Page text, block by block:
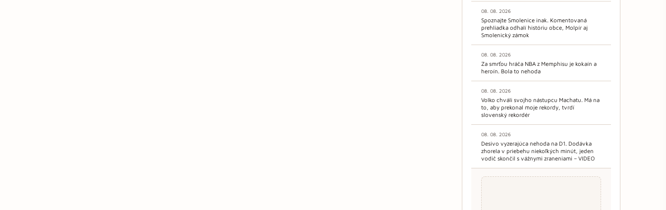
08. 08. 2026
Spoznajte Smolenice inak. Komentovaná
prehliadka odhalí históriu obce, Molpír aj
Smolenický zámok
08. 08. 2026
Za smrťou hráča NBA z Memphisu je kokaín a
heroín. Bola to nehoda
08. 08. 2026
Volko chváli svojho nástupcu Machatu. Má na
to, aby prekonal moje rekordy, tvrdí
slovenský rekordér
08. 08. 2026
Desivo vyzerajúca nehoda na D1. Dodávka
zhorela v priebehu niekoľkých minút, jeden
vodič skončil s vážnymi zraneniami – VIDEO